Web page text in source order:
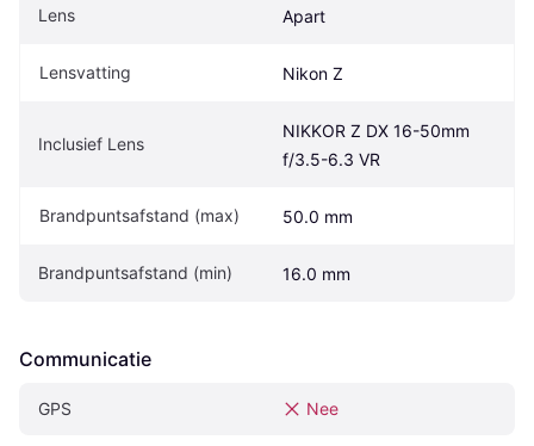
Lens Apart
Lensvatting Nikon Z
Inclusief Lens
NIKKOR Z DX 16-50mm
f/3.5-6.3 VR
Brandpuntsafstand (max) 50.0 mm
Brandpuntsafstand (min) 16.0 mm
Communicatie
GPS Nee